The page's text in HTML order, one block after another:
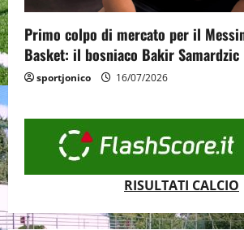
Primo colpo di mercato per il
Basket: il bosniaco Bakir Samardzic
sportjonico 16/07/2026
RISULTATI CALCIO